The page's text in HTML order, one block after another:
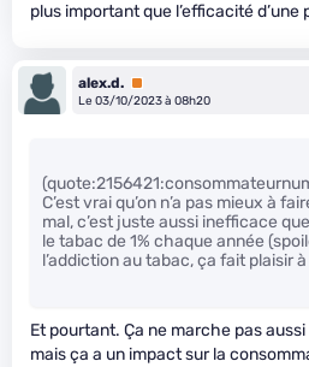
plus important que l’efficacité d’une
alex.d. Premium
Le 03/10/2023 à 08h20
C’est vrai qu’on n’a pas mieux à
mal, c’est juste aussi inefficace
le tabac de 1% chaque année
l’addiction au tabac, ça fait plaisir
Et pourtant. Ça ne marche pas aussi
mais ça a un impact sur la